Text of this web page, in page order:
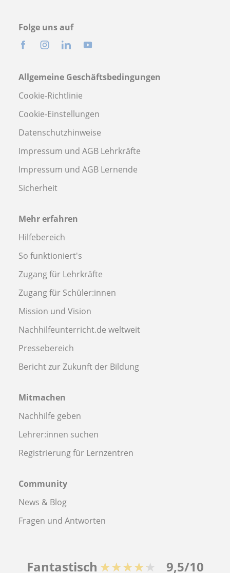
Folge uns auf
Allgemeine Geschäftsbedingungen
Cookie-Richtlinie
Cookie-Einstellungen
Datenschutzhinweise
Impressum und AGB Lehrkräfte
Impressum und AGB Lernende
Sicherheit
Mehr erfahren
Hilfebereich
So funktioniert's
Zugang für Lehrkräfte
Zugang für Schüler:innen
Mission und Vision
Nachhilfeunterricht.de weltweit
Pressebereich
Bericht zur Zukunft der Bildung
Mitmachen
Nachhilfe geben
Lehrer:innen suchen
Registrierung für Lernzentren
Community
News & Blog
Fragen und Antworten
Fantastisch ★★★★★ 9,5/10